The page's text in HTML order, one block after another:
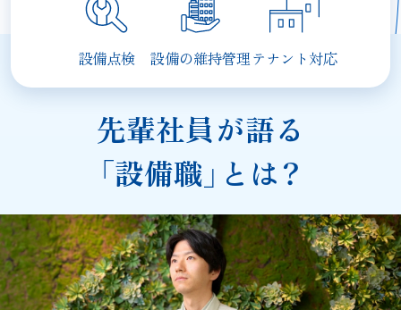
設備点検 設備の維持管理テナント対応
先輩社員が語る
「設備職」とは？